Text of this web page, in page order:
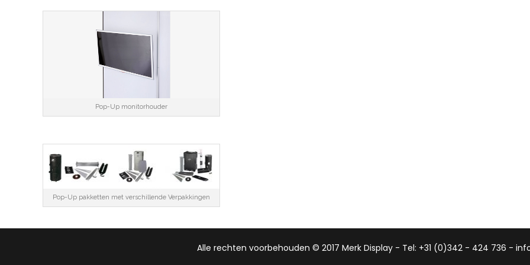
Pop-Up monitorhouder
Pop-Up pakketten met verschillende Verpakkingen
Alle rechten voorbehouden © 2017 Merk Display - Tel: +31 (0)342 - 424 736 -